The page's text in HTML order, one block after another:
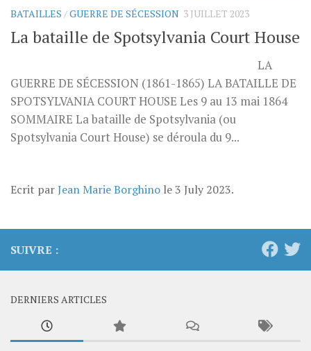
BATAILLES /GUERRE DE SÉCESSION 3 JUILLET 2023
La bataille de Spotsylvania Court House
LA
GUERRE DE SÉCESSION (1861-1865) LA BATAILLE DE
SPOTSYLVANIA COURT HOUSE Les 9 au 13 mai 1864
SOMMAIRE La bataille de Spotsylvania (ou
Spotsylvania Court House) se déroula du 9...
Ecrit parJean Marie Borghino le3 July 2023.
SUIVRE :
DERNIERS ARTICLES